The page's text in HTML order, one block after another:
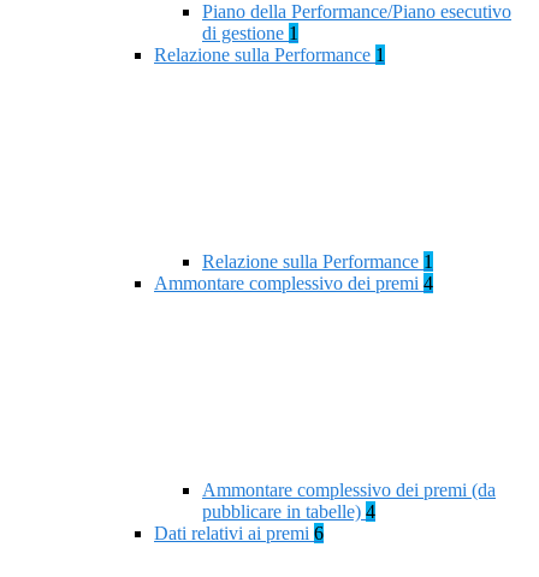
Piano della Performance/Piano esecutivo
di gestione 1
Relazione sulla Performance 1
Relazione sulla Performance 1
Ammontare complessivo dei premi 4
Ammontare complessivo dei premi (da
pubblicare in tabelle) 4
Dati relativi ai premi 6